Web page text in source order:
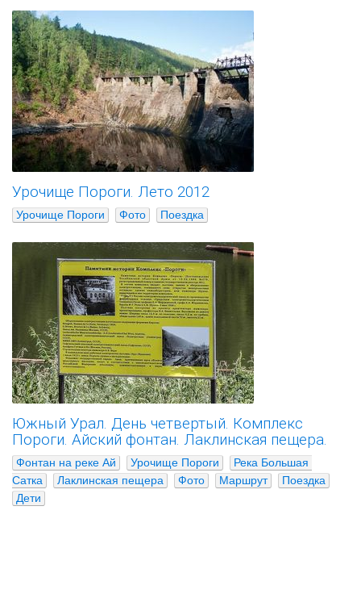
Урочище Пороги. Лето 2012
Урочище Пороги Фото Поездка
Южный Урал. День четвертый. Комплекс
Пороги. Айский фонтан. Лаклинская пещера.
Фонтан на реке Ай Урочище Пороги
Река Большая
Сатка
Лаклинская пещера Фото Маршрут
Поездка
Дети